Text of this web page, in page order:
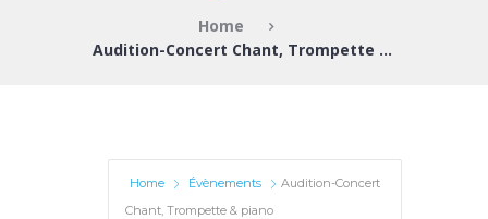
Home
Audition-Concert Chant, Trompette & piano
Home Évènements
Audition-Concert
Chant, Trompette & piano